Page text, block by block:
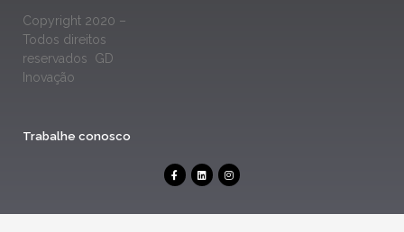
Copyright 2020 –
Todos direitos
reservados GD
Inovação
Trabalhe conosco